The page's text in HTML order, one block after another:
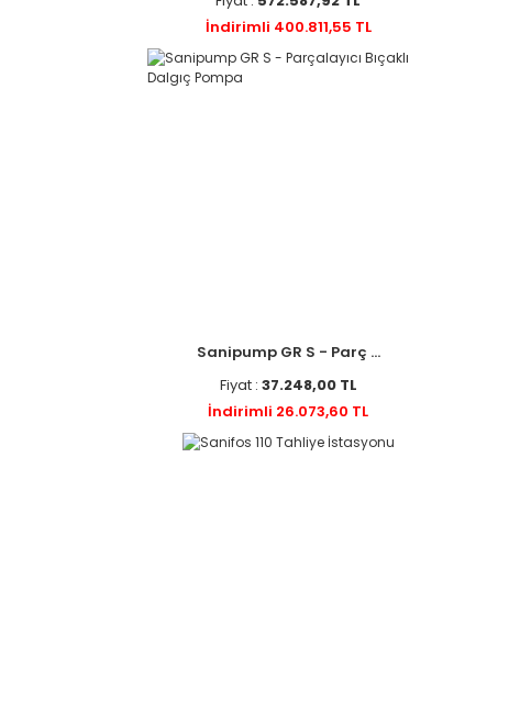
İndirimli 400.811,55 TL
Sanipump GR S - Parç ...
Fiyat : 37.248,00 TL
İndirimli 26.073,60 TL